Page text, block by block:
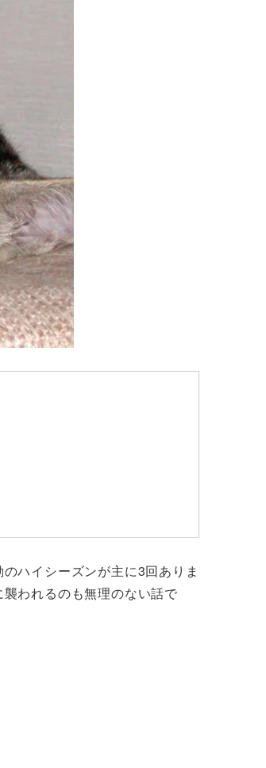
ハイシーズンが主に3回ありま
われるのも無理のない話で